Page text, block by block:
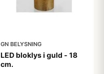
GN BELYSNING
LED bloklys i guld - 18
cm.